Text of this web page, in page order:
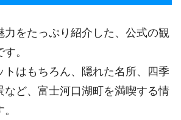
力をたっぷり紹介した、公式の観
。
トはもちろん、隠れた名所、四季
など、富士河口湖町を満喫する情